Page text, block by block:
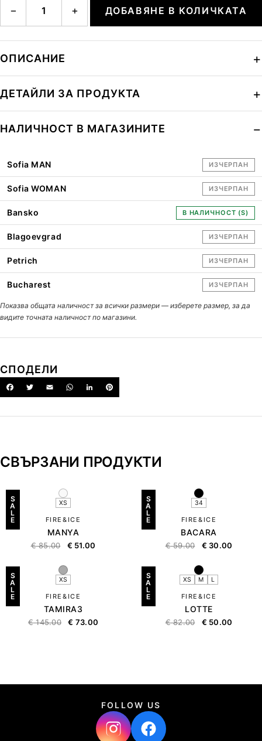
− + ДОБАВЯНЕ В КОЛИЧКАТА
ОПИСАНИЕ
ДЕТАЙЛИ ЗА ПРОДУКТА
НАЛИЧНОСТ В МАГАЗИНИТЕ
Sofia MAN ИЗЧЕРПАН
Sofia WOMAN ИЗЧЕРПАН
Bansko В НАЛИЧНОСТ (S)
Blagoevgrad ИЗЧЕРПАН
Petrich ИЗЧЕРПАН
Bucharest ИЗЧЕРПАН
Показва общата наличност за всички размери — изберете размер, за да
видите точната наличност по магазини.
СПОДЕЛИ
СВЪРЗАНИ ПРОДУКТИ
S
A
L
E
XS
FIRE&ICE
MANYA
€85.00 € 51.00
S
A
L
E
34
FIRE&ICE
BACARA
€59.00 € 30.00
S
A
L
E
XS
FIRE&ICE
TAMIRA3
€145.00 € 73.00
S
A
L
E
XS M L
FIRE&ICE
LOTTE
€82.00 € 50.00
FOLLOW US